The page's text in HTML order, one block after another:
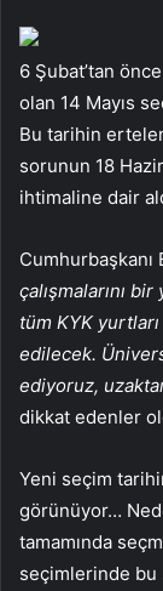
6 Şubat’tan
olan 14 Mayıs
Bu tarihin
sorunun 18
ihtimaline dair
Cumhurbaşkanı
çalışmalarını
tüm KYK
edilecek.
ediyoruz,
dikkat edenler
Yeni seçim
görünüyor…
tamamında
seçimlerinde bu